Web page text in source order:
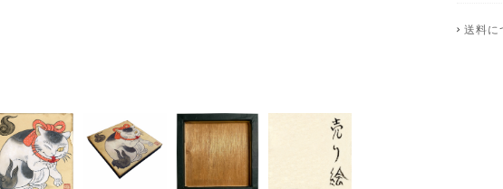
送料に